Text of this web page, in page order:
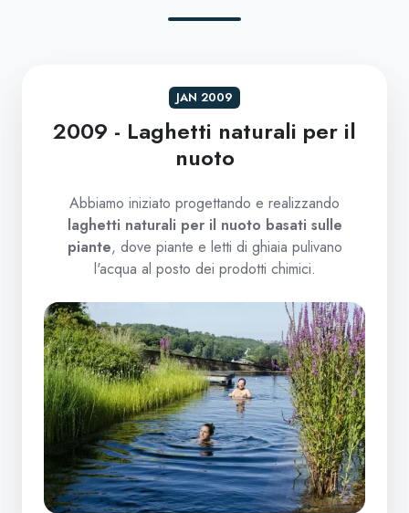
JAN 2009
2009 - Laghetti naturali per il
nuoto
Abbiamo iniziato progettando e realizzando
laghetti naturali per il nuoto basati sulle
piante, dove piante e letti di ghiaia pulivano
l'acqua al posto dei prodotti chimici.